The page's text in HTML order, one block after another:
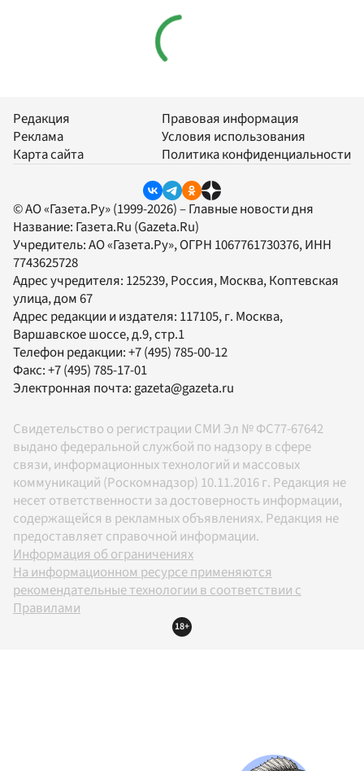
Редакция
Реклама
Карта сайта
Правовая информация
Условия использования
Политика конфиденциальности
© АО «Газета.Ру» (1999-2026) – Главные новости дня
Название: Газета.Ru (Gazeta.Ru)
Учредитель:АО «Газета.Ру», ОГРН 1067761730376, ИНН
7743625728
Адрес учредителя: 125239, Россия, Москва, Коптевская
улица, дом 67
Адрес редакции и издателя: 117105, г. Москва,
Варшавское шоссе, д.9, стр.1
Телефон редакции:+7 (495) 785-00-12
Факс:+7 (495) 785-17-01
Электронная почта: gazeta@gazeta.ru
Свидетельство о регистрации СМИ Эл № ФС77-67642
выдано федеральной службой по надзору в сфере
связи, информационных технологий и массовых
коммуникаций (Роскомнадзор) 10.11.2016 г. Редакция не
несет ответственности за достоверность информации,
содержащейся в рекламных объявлениях. Редакция не
предоставляет справочной информации.
Информация об ограничениях
На информационном ресурсе применяются
рекомендательные технологии в соответствии с
Правилами
18+